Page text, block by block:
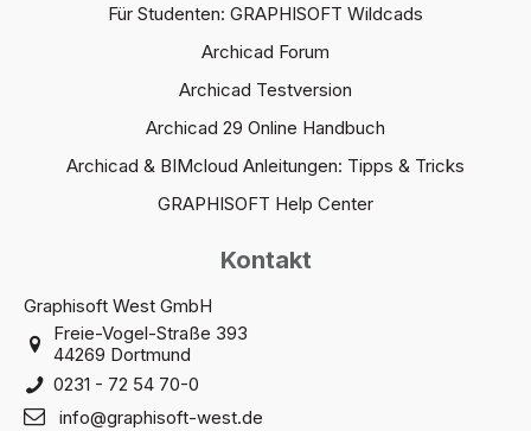
Für Studenten: GRAPHISOFT Wildcads
Archicad Forum
Archicad Testversion
Archicad 29 Online Handbuch
Archicad & BIMcloud Anleitungen: Tipps & Tricks
GRAPHISOFT Help Center
Kontakt
Graphisoft West GmbH
Freie-Vogel-Straße 393
44269 Dortmund
0231 - 72 54 70-0
info@graphisoft-west.de